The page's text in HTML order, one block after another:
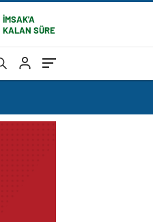
İMSAK'A
KALAN SÜRE